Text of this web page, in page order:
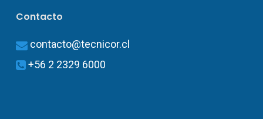
Contacto
contacto@tecnicor.cl
+56 2 2329 6000